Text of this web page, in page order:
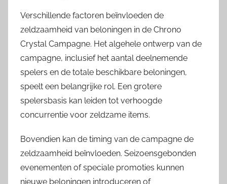
Verschillende factoren beïnvloeden de
zeldzaamheid van beloningen in de Chrono
Crystal Campagne. Het algehele ontwerp van de
campagne, inclusief het aantal deelnemende
spelers en de totale beschikbare beloningen,
speelt een belangrijke rol. Een grotere
spelersbasis kan leiden tot verhoogde
concurrentie voor zeldzame items.
Bovendien kan de timing van de campagne de
zeldzaamheid beïnvloeden. Seizoensgebonden
evenementen of speciale promoties kunnen
nieuwe beloningen introduceren of